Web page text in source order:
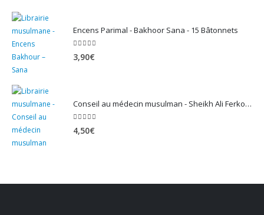
Encens Parimal - Bakhoor Sana - 15 Bâtonnets
5.00sur 5
3,90€
Conseil au médecin musulman - Sheikh Ali Ferkous
5.00sur 5
4,50€